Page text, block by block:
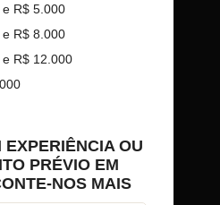
R$ 5.000
R$ 8.000
R$ 12.000
OU
PRÉVIO EM
NOS MAIS